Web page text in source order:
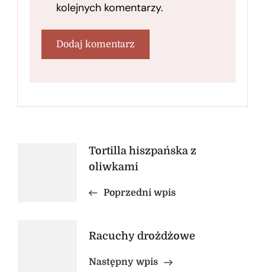
kolejnych komentarzy.
NawigacjaTortilla hiszpańska z
oliwkami
Poprzedni wpis
Racuchy drożdżowe
Następny wpis